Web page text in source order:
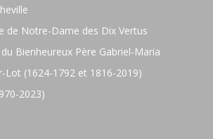
de Notre-Dame des Dix Vertus
Bienheureux Père Gabriel-Maria
Lot (1624-1792 et 1816-2019)
2023)